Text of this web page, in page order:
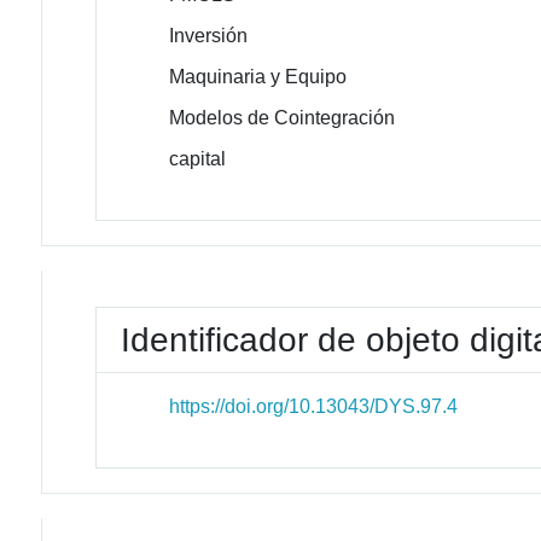
Inversión
Maquinaria y Equipo
Modelos de Cointegración
capital
Identificador de objeto
https://doi.org/10.13043/DYS.97.4